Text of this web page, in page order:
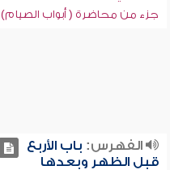
جزء من محاضرة ( أبواب الصيام)
الفهرس: باب الأربع
قبل الظهر وبعدها